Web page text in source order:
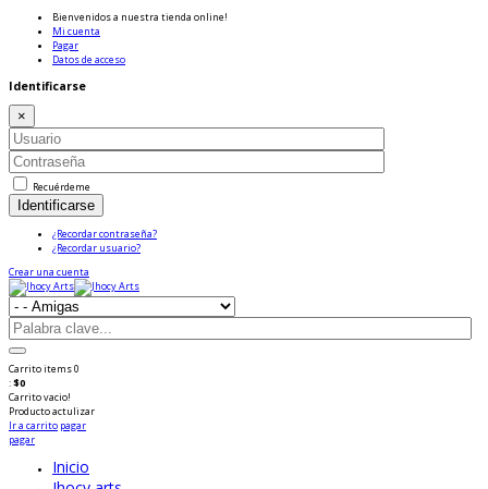
Bienvenidos a nuestra tienda online!
Mi cuenta
Pagar
Datos de acceso
Identificarse
×
Recuérdeme
Identificarse
¿Recordar contraseña?
¿Recordar usuario?
Crear una cuenta
Carritoitems0
:$0
Carrito vacio!
Productoactulizar
Ir a carrito pagar
pagar
Inicio